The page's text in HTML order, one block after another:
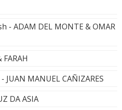
- ADAM DEL MONTE & OMAR
JUAN MANUEL CAÑIZARES
DA ASIA